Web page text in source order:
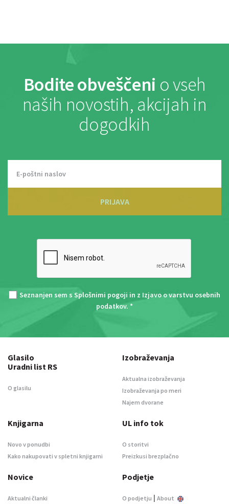
Bodite obveščeni o vseh
naših novostih, akcijah in
dogodkih
PRIJAVA
Seznanjen sem s Splošnimi pogoji in z Izjavo o varstvu osebnih
podatkov. *
Glasilo
Uradni list RS
O glasilu
Izobraževanja
Aktualna izobraževanja
Izobraževanja po meri
Najem dvorane
Knjigarna
Novo v ponudbi
Kako nakupovati v spletni knjigarni
UL info tok
O storitvi
Preizkusi brezplačno
Novice
Aktualni članki
Podjetje
O podjetju | About